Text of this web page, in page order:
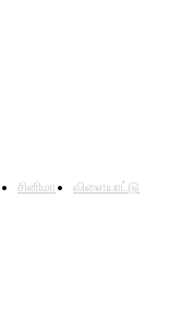
சினிமா விளையாட்டு